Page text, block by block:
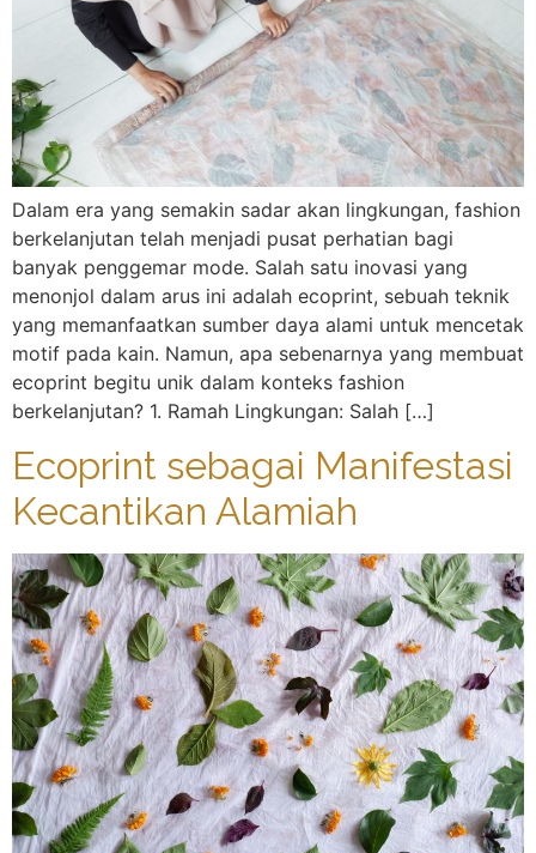
Dalam era yang semakin sadar akan lingkungan, fashion
berkelanjutan telah menjadi pusat perhatian bagi
banyak penggemar mode. Salah satu inovasi yang
menonjol dalam arus ini adalah ecoprint, sebuah teknik
yang memanfaatkan sumber daya alami untuk mencetak
motif pada kain. Namun, apa sebenarnya yang membuat
ecoprint begitu unik dalam konteks fashion
berkelanjutan? 1. Ramah Lingkungan: Salah […]
Ecoprint sebagai Manifestasi
Kecantikan Alamiah